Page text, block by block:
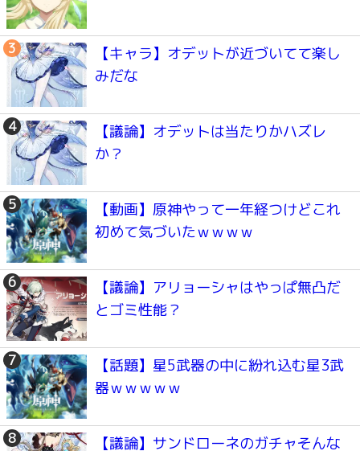
【キャラ】オデットが近づいてて楽し
みだな
【議論】オデットは当たりかハズレ
か？
【動画】原神やって一年経つけどこれ
初めて気づいたｗｗｗｗ
【議論】アリョーシャはやっぱ無凸だ
とゴミ性能？
【話題】星5武器の中に紛れ込む星3武
器ｗｗｗｗｗ
【議論】サンドローネのガチャそんな